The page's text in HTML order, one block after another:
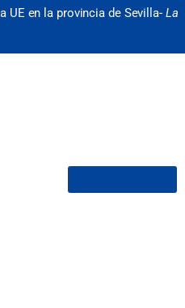
UE en la provincia de Sevilla- La